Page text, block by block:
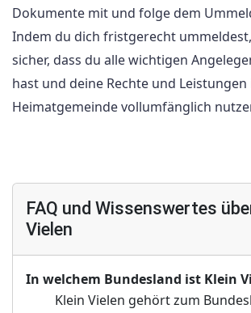
Dokumente mit und folge dem
Indem du dich fristgerecht
sicher, dass du alle wichtigen
hast und deine Rechte und
Heimatgemeinde vollumfänglich
FAQ und Wissenswertes
Vielen
In welchem Bundesland ist Klein
Klein Vielen gehört zum